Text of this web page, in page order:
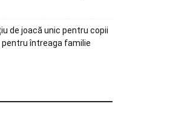
de joacă unic pentru copii
pentru întreaga familie